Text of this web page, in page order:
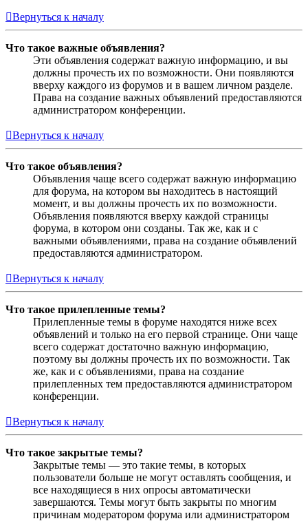
Вернуться к началу
Что такое важные объявления?
Эти объявления содержат важную информацию, и вы
должны прочесть их по возможности. Они появляются
вверху каждого из форумов и в вашем личном разделе.
Права на создание важных объявлений предоставляются
администратором конференции.
Вернуться к началу
Что такое объявления?
Объявления чаще всего содержат важную информацию
для форума, на котором вы находитесь в настоящий
момент, и вы должны прочесть их по возможности.
Объявления появляются вверху каждой страницы
форума, в котором они созданы. Так же, как и с
важными объявлениями, права на создание объявлений
предоставляются администратором.
Вернуться к началу
Что такое прилепленные темы?
Прилепленные темы в форуме находятся ниже всех
объявлений и только на его первой странице. Они чаще
всего содержат достаточно важную информацию,
поэтому вы должны прочесть их по возможности. Так
же, как и с объявлениями, права на создание
прилепленных тем предоставляются администратором
конференции.
Вернуться к началу
Что такое закрытые темы?
Закрытые темы — это такие темы, в которых
пользователи больше не могут оставлять сообщения, и
все находящиеся в них опросы автоматически
завершаются. Темы могут быть закрыты по многим
причинам модератором форума или администратором